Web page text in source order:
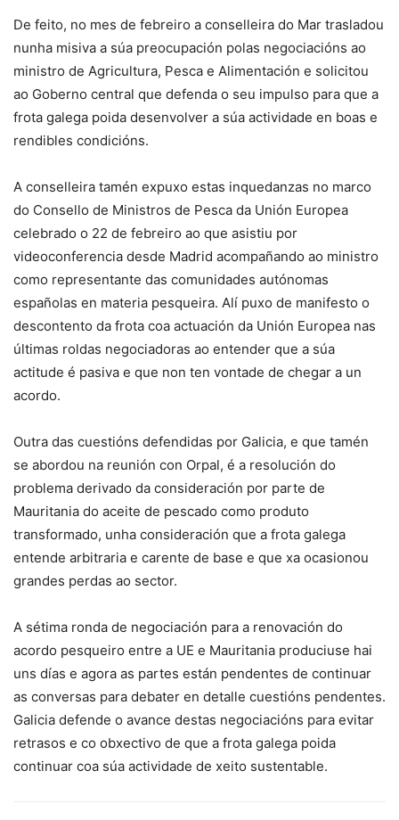
De feito, no mes de febreiro a conselleira do Mar trasladou
nunha misiva a súa preocupación polas negociacións ao
ministro de Agricultura, Pesca e Alimentación e solicitou
ao Goberno central que defenda o seu impulso para que a
frota galega poida desenvolver a súa actividade en boas e
rendibles condicións.
A conselleira tamén expuxo estas inquedanzas no marco
do Consello de Ministros de Pesca da Unión Europea
celebrado o 22 de febreiro ao que asistiu por
videoconferencia desde Madrid acompañando ao ministro
como representante das comunidades autónomas
españolas en materia pesqueira. Alí puxo de manifesto o
descontento da frota coa actuación da Unión Europea nas
últimas roldas negociadoras ao entender que a súa
actitude é pasiva e que non ten vontade de chegar a un
acordo.
Outra das cuestións defendidas por Galicia, e que tamén
se abordou na reunión con Orpal, é a resolución do
problema derivado da consideración por parte de
Mauritania do aceite de pescado como produto
transformado, unha consideración que a frota galega
entende arbitraria e carente de base e que xa ocasionou
grandes perdas ao sector.
A sétima ronda de negociación para a renovación do
acordo pesqueiro entre a UE e Mauritania produciuse hai
uns días e agora as partes están pendentes de continuar
as conversas para debater en detalle cuestións pendentes.
Galicia defende o avance destas negociacións para evitar
retrasos e co obxectivo de que a frota galega poida
continuar coa súa actividade de xeito sustentable.